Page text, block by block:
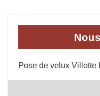
Pose de velux Villotte